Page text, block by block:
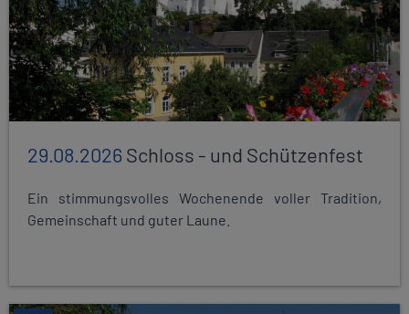
29.08.2026Schloss - und Schützenfest
Ein stimmungsvolles Wochenende voller Tradition,
Gemeinschaft und guter Laune.